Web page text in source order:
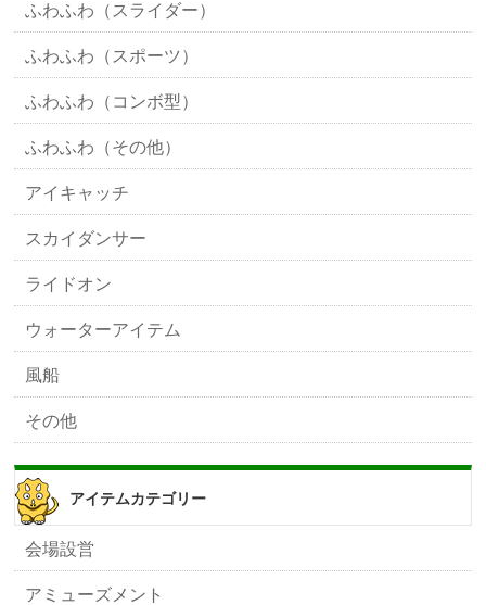
ふわふわ（スライダー）
ふわふわ（スポーツ）
ふわふわ（コンボ型）
ふわふわ（その他）
アイキャッチ
スカイダンサー
ライドオン
ウォーターアイテム
風船
その他
アイテムカテゴリー
会場設営
アミューズメント